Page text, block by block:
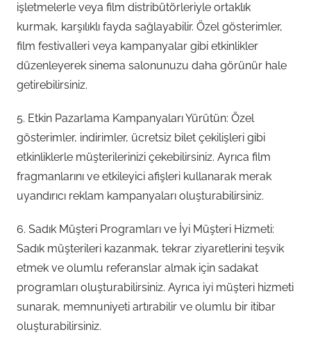
işletmelerle veya film distribütörleriyle ortaklık
kurmak, karşılıklı fayda sağlayabilir. Özel gösterimler,
film festivalleri veya kampanyalar gibi etkinlikler
düzenleyerek sinema salonunuzu daha görünür hale
getirebilirsiniz.
5. Etkin Pazarlama Kampanyaları Yürütün: Özel
gösterimler, indirimler, ücretsiz bilet çekilişleri gibi
etkinliklerle müşterilerinizi çekebilirsiniz. Ayrıca film
fragmanlarını ve etkileyici afişleri kullanarak merak
uyandırıcı reklam kampanyaları oluşturabilirsiniz.
6. Sadık Müşteri Programları ve İyi Müşteri Hizmeti:
Sadık müşterileri kazanmak, tekrar ziyaretlerini teşvik
etmek ve olumlu referanslar almak için sadakat
programları oluşturabilirsiniz. Ayrıca iyi müşteri hizmeti
sunarak, memnuniyeti artırabilir ve olumlu bir itibar
oluşturabilirsiniz.